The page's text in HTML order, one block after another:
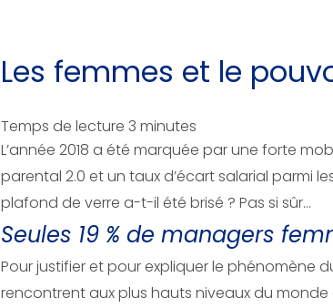
Les femmes et le
Temps de lecture 3 minutes
L’année 2018 a été marquée par une forte
parental 2.0 et un taux d’écart salarial parmi
plafond de verre a-t-il été brisé ? Pas si sûr…
Seules 19 % de managers
Pour justifier et pour expliquer le phénomène
rencontrent aux plus hauts niveaux du monde